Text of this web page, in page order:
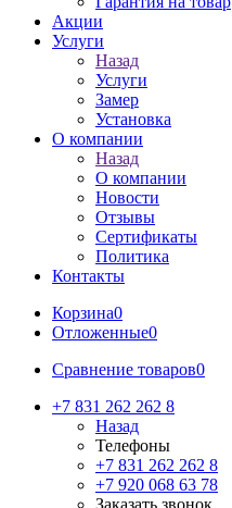
Акции
Услуги
Назад
Услуги
Замер
Установка
О компании
Назад
О компании
Новости
Отзывы
Сертификаты
Политика
Контакты
Корзина0
Отложенные0
Сравнение товаров0
+7 831 262 262 8
Назад
Телефоны
+7 831 262 262 8
+7 920 068 63 78
Заказать звонок